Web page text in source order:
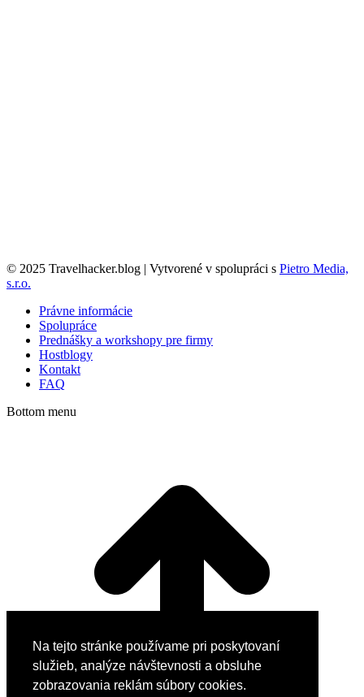
Na tejto stránke používame pri poskytovaní
služieb, analýze návštevnosti a obsluhe
zobrazovania reklám súbory cookies.
© 2025 Travelhacker.blog | Vytvorené v spolupráci s Pietro Media,
s.r.o.
Právne informácie
Spolupráce
Prednášky a workshopy pre firmy
Hostblogy
Kontakt
FAQ
Bottom menu